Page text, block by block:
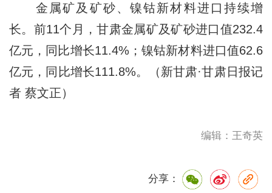
金属矿及矿砂、镍钴新材料进口持续增
长。前11个月，甘肃金属矿及矿砂进口值232.4
亿元，同比增长11.4%；镍钴新材料进口值62.6
亿元，同比增长111.8%。（新甘肃·甘肃日报记
者 蔡文正）
编辑：王奇英
分享：